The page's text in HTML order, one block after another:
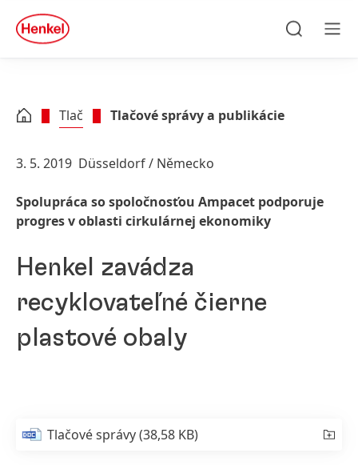
Skip to footer
quick
search
Tlač Tlačové správy a publikácie
3. 5. 2019 Düsseldorf / Německo
Spolupráca so spoločnosťou Ampacet podporuje
progres v oblasti cirkulárnej ekonomiky
Henkel zavádza
recyklovateľné čierne
plastové obaly
Tlačové správy(38,58 KB)